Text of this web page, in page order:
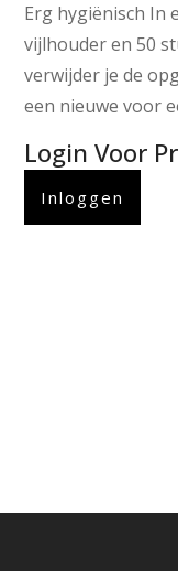
Erg hygiënisch In
vijlhouder en 50
verwijder je de
een nieuwe voor
Login Voor
Inloggen